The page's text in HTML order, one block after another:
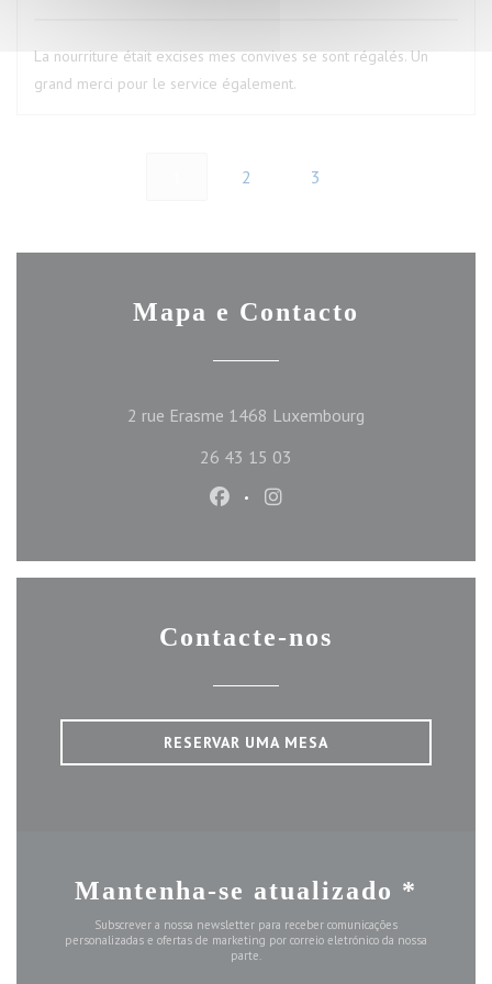
La nourriture était excises mes convives se sont régalés. Un
grand merci pour le service également.
2 3
Mapa e Contacto
2 rue Erasme 1468 Luxembourg
26 43 15 03
Facebook ((abre numa nova
Instagram ((abre numa
Contacte-nos
RESERVAR UMA MESA
Mantenha-se atualizado *
Subscrever a nossa newsletter para receber comunicações
personalizadas e ofertas de marketing por correio eletrónico da nossa
parte.